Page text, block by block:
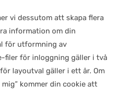
vi dessutom att skapa flera
information om din
för utformning av
filer för inloggning gäller i två
layoutval gäller i ett år. Om
kommer din cookie att